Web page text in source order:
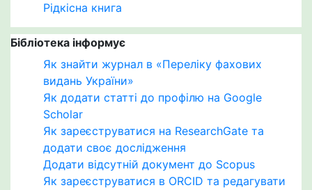
Рідкісна книга
Бібліотека інформує
Як знайти журнал в «Переліку фахових
видань України»
Як додати статті до профілю на Google
Scholar
Як зареєструватися на ResearchGate та
додати своє дослідження
Додати відсутній документ до Scopus
Як зареєструватися в ORCID та редагувати